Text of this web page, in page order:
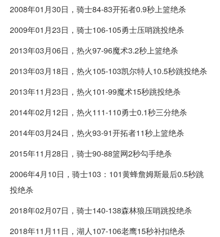
2008年01月30日，骑士84-83开拓者0.9秒上篮绝杀
2009年01月23日，骑士106-105勇士压哨跳投绝杀
2013年03月06日，热火97-96魔术3.2秒上篮绝杀
2013年03月18日，热火105-103凯尔特人10.5秒跳投绝杀
2013年11月23日，热火101-99魔术15秒跳投绝杀
2014年02月12日，热火111-110勇士0.1秒三分绝杀
2014年03月24日，热火93-91开拓者11秒上篮绝杀
2015年11月28日，骑士90-88篮网2秒勾手绝杀
2006年4月10日，骑士103：101黄蜂詹姆斯最后0.5秒跳
投绝杀
2018年02月07日，骑士140-138森林狼压哨跳投绝杀
2018年11月11日，湖人107-106老鹰15秒补扣绝杀